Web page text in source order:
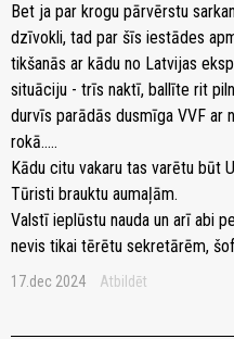
Bet ja par krogu pārvērstu
dzīvokli, tad par šīs iestādes
tikšanās ar kādu no Latvijas
situāciju - trīs naktī, ballīte rit
durvīs parādās dusmīga VVF ar
rokā.....
Kādu citu vakaru tas varētu būt
Tūristi brauktu aumaļām.
Valstī ieplūstu nauda un arī abi
nevis tikai tērētu sekretārēm,
17.dec 2024 Atbildēt